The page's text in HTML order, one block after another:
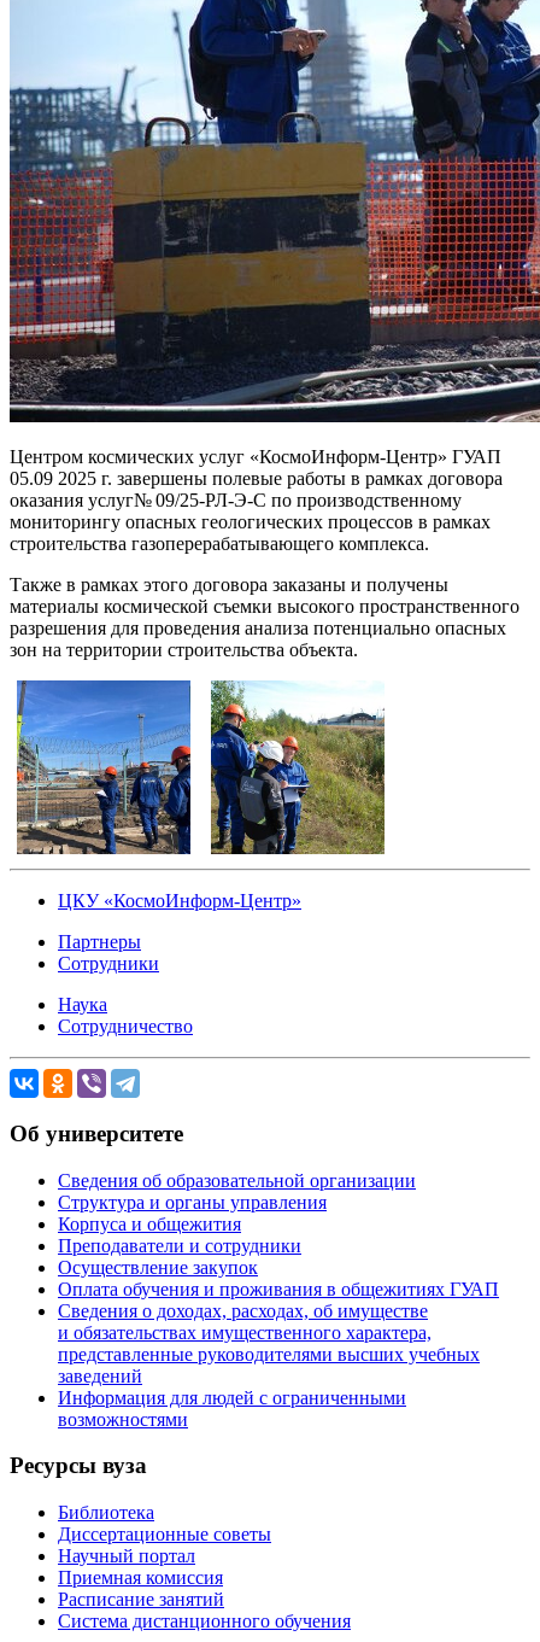
Центром космических услуг «КосмоИнформ-Центр» ГУАП
05.09 2025 г. завершены полевые работы в рамках договора
оказания услуг№ 09/25-РЛ-Э-С по производственному
мониторингу опасных геологических процессов в рамках
строительства газоперерабатывающего комплекса.
Также в рамках этого договора заказаны и получены
материалы космической съемки высокого пространственного
разрешения для проведения анализа потенциально опасных
зон на территории строительства объекта.
ЦКУ «КосмоИнформ-Центр»
Партнеры
Сотрудники
Наука
Сотрудничество
Об университете
Сведения об образовательной организации
Структура и органы управления
Корпуса и общежития
Преподаватели и сотрудники
Осуществление закупок
Оплата обучения и проживания в общежитиях ГУАП
Сведения о доходах, расходах, об имуществе
и обязательствах имущественного характера,
представленные руководителями высших учебных
заведений
Информация для людей с ограниченными
возможностями
Ресурсы вуза
Библиотека
Диссертационные советы
Научный портал
Приемная комиссия
Расписание занятий
Система дистанционного обучения